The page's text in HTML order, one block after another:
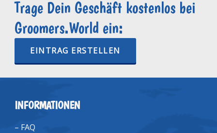
Trage Dein Geschäft kostenlos bei
Groomers.World ein:
EINTRAG ERSTELLEN
INFORMATIONEN
– FAQ